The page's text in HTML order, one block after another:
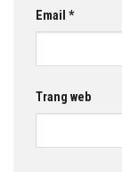
Email *
Trang web